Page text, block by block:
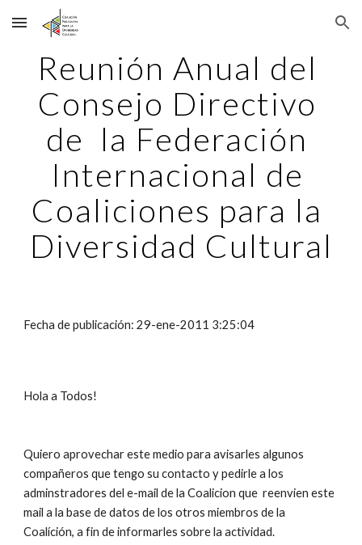
Skip to main content Skip to navigation
Reunión Anual del
Consejo Directivo
de  la Federación
Internacional de
Coaliciones para la
Diversidad Cultural
Fecha de publicación: 29-ene-2011 3:25:04
Hola a Todos!
Quiero aprovechar este medio para avisarles algunos
compañeros que tengo su contacto y pedirle a los
adminstradores del e-mail de la Coalicion que  reenvien este
mail a la base de datos de los otros miembros de la
Coalíción, a fin de informarles sobre la actividad.